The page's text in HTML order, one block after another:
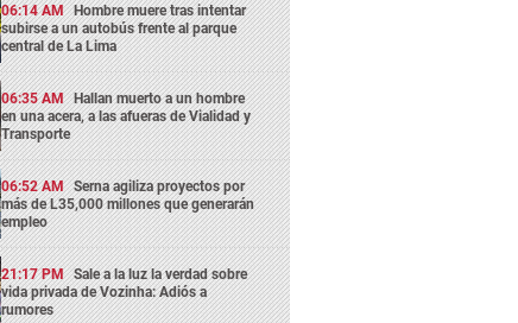
06:14 AM Hombre muere tras intentar
subirse a un autobús frente al parque
central de La Lima
06:35 AM Hallan muerto a un hombre
en una acera, a las afueras de Vialidad y
Transporte
06:52 AM Serna agiliza proyectos por
más de L35,000 millones que generarán
empleo
21:17 PM Sale a la luz la verdad sobre
vida privada de Vozinha: Adiós a
rumores